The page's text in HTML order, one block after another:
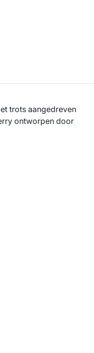
trots aangedreven
ontworpen door